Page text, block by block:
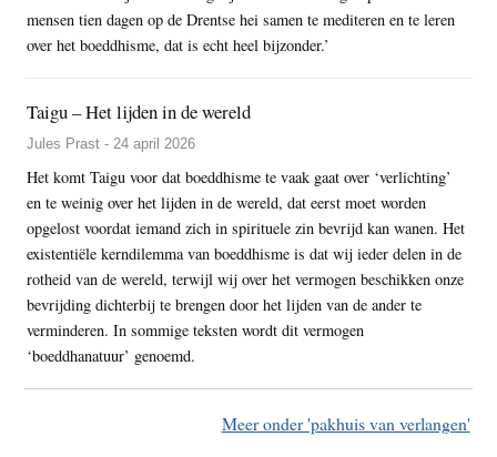
mensen tien dagen op de Drentse hei samen te mediteren en te leren
over het boeddhisme, dat is echt heel bijzonder.’
Taigu – Het lijden in de wereld
Jules Prast - 24 april 2026
Het komt Taigu voor dat boeddhisme te vaak gaat over ‘verlichting’
en te weinig over het lijden in de wereld, dat eerst moet worden
opgelost voordat iemand zich in spirituele zin bevrijd kan wanen. Het
existentiële kerndilemma van boeddhisme is dat wij ieder delen in de
rotheid van de wereld, terwijl wij over het vermogen beschikken onze
bevrijding dichterbij te brengen door het lijden van de ander te
verminderen. In sommige teksten wordt dit vermogen
‘boeddhanatuur’ genoemd.
Meer onder 'pakhuis van verlangen'